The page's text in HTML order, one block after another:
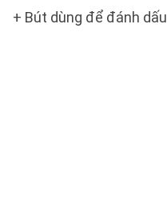
+ Bút dùng để đánh dấu